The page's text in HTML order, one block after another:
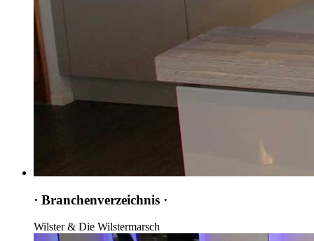
· Branchenverzeichnis ·
Wilster & Die Wilstermarsch